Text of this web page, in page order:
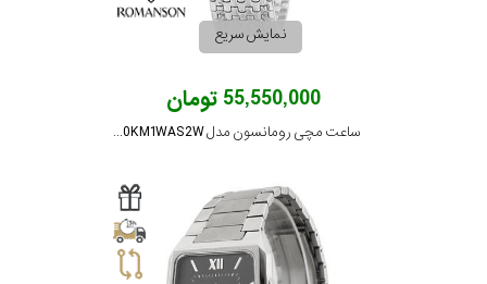
نمایش سریع
55,550,000 تومان
ساعت مچی رومانسون مدل EM9250KM1WAS2W